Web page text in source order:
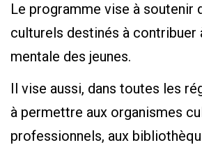
Le programme vise à soutenir
culturels destinés à contribuer
mentale des jeunes.
Il vise aussi, dans toutes les
à permettre aux organismes
professionnels, aux